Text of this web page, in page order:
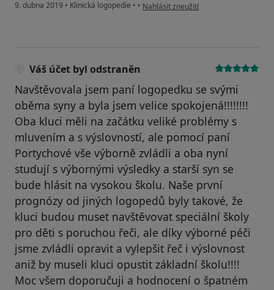
9. dubna 2019 • Klinická logopedie • • podle názoru uživatele Váš účet byl
Nahlásit zneužití
Váš účet byl odstraněn
Navštěvovala jsem paní logopedku se svými
oběma syny a byla jsem velice spokojená!!!!!!!!
Oba kluci měli na začátku veliké problémy s
mluvením a s výslovností, ale pomocí paní
Portychové vše výborně zvládli a oba nyní
studují s výbornými výsledky a starší syn se
bude hlásit na vysokou školu. Naše první
prognózy od jiných logopedů byly takové, že
kluci budou muset navštěvovat speciální školy
pro děti s poruchou řeči, ale díky výborné péči
jsme zvládli opravit a vylepšit řeč i výslovnost
aniž by museli kluci opustit základní školu!!!!
Moc všem doporučuji a hodnocení o špatném